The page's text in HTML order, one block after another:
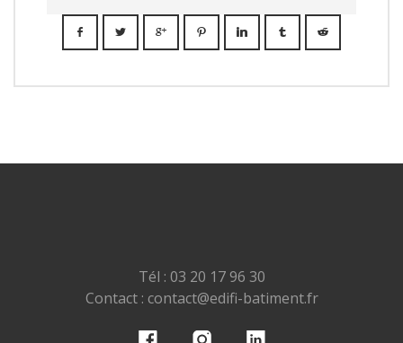
Tél : 03 20 17 96 30
Contact : contact@edifi-batiment.fr